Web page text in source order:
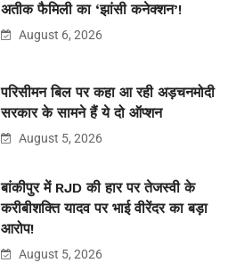
अतीक फैमिली का ‘झांसी कनेक्शन’!
August 6, 2026
परिसीमन बिल पर कहा आ रही अड़चनमोदी
सरकार के सामने हैं ये दो ऑप्शन
August 5, 2026
बांकीपुर में RJD की हार पर तेजस्वी के
करीबीशक्ति यादव पर भाई वीरेंदर का बड़ा
आरोप!
August 5, 2026